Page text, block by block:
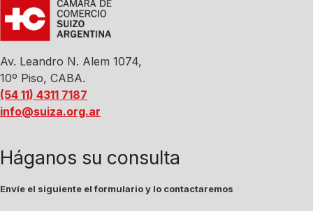
Av. Leandro N. Alem 1074,
10º Piso, CABA.
(54 11) 4311 7187
info@suiza.org.ar
Háganos su consulta
Envíe el siguiente el formulario y lo contactaremos